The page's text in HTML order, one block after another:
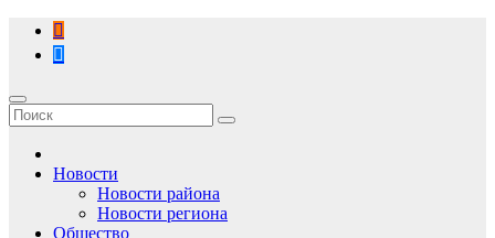
Перейти
содержимому
Новости
Новости района
Новости региона
Общество